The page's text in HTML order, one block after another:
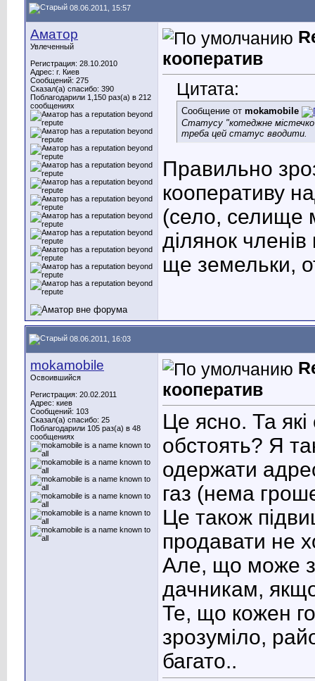
08.06.2011, 15:57
Аматор
Увлеченный
Регистрация: 28.10.2010
Адрес: г. Киев
Сообщений: 275
Сказал(а) спасибо: 390
Поблагодарили 1,150 раз(а) в 212
сообщениях
кооператив
Цитата:
Сообщение от mokamobile
Статусу "котеджне
треба цей статус вводити.
Правильно
кооперативу
(село, селище
ділянок
ще земельки,
08.06.2011, 16:03
mokamobile
Освоившийся
Регистрация: 20.02.2011
Адрес: киев
Сообщений: 103
Сказал(а) спасибо: 25
Поблагодарили 105 раз(а) в 48
сообщениях
кооператив
Це ясно. Та
обстоять? Я
одержати
газ (нема
Це також
продавати не
Але, що може
дачникам,
Те, що кожен
зрозуміло,
багато..